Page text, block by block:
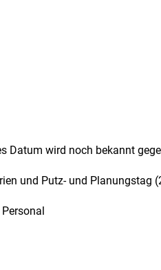
wird noch bekannt
und Putz- und Planungstag